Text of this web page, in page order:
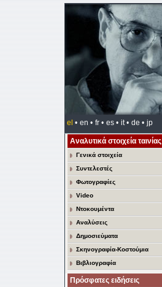
el • en • fr • es • it • de • jp
Αναλυτικά στοιχεία ταινίας
Γενικά στοιχεία
Συντελεστές
Φωτογραφίες
Video
Ντοκουμέντα
Αναλύσεις
Δημοσιεύματα
Σκηνογραφία-Κοστούμια
Βιβλιογραφία
Πρόσφατες ειδήσεις